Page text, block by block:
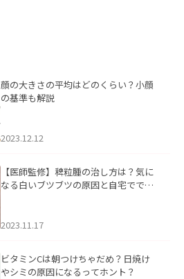
顔の大きさの平均はどのくらい？小顔
の基準も解説
2023.12.12
【医師監修】稗粒腫の治し方は？気に
なる白いブツブツの原因と自宅ででき
2023.11.17
ビタミンCは朝つけちゃだめ？日焼け
やシミの原因になるってホント？